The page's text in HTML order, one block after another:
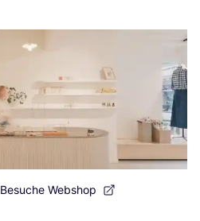
Besuche Webshop